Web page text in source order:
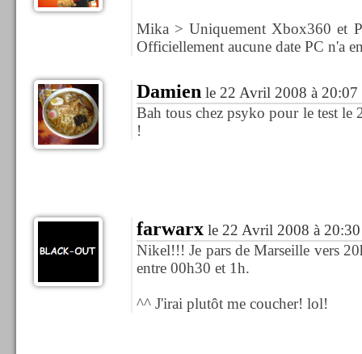
Mika > Uniquement Xbox360 et
Officiellement aucune date PC n'a
Damien le 22 Avril 2008 à 20:07
Bah tous chez psyko pour le test le
!
farwarxle 22 Avril 2008 à 20:30
Nikel!!! Je pars de Marseille vers
entre 00h30 et 1h.
^^ J'irai plutôt me coucher! lol!